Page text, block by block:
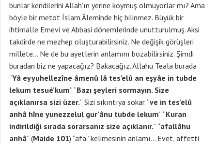
bunlar kendilerini Allah’ın yerine koymuş olmuyorlar mı? Ama
böyle bir metot İslam Âleminde hiç bilinmez. Büyük bir
ihtimalle Emevi ve Abbasi dönemlerinde unutturulmuş. Aksi
takdirde ne mezhep oluşturabilirsiniz. Ne değişik görüşleri
millete… Ne de bu ayetlerin anlamını bozabilirsiniz. Şimdi
buradan biz ne yapacağız? Bakacağız. Allahu Teala burada
“Yâ eyyuhellezîne âmenû lâ tes’elû an eşyâe in tubde
lekum tesué’kum” “Bazı şeyleri sormayın. Size
açıklanırsa sizi üzer.” Sizi sıkıntıya sokar. “ve in tes’elû
anhâ hîne yunezzelul gur’ânu tubde lekum” “Kuran
indirildiği sırada sorarsanız size açıklanır.” “afallâhu
anhâ” (Maide 101) “afa” kelimesinin anlamı… Evet, affetti